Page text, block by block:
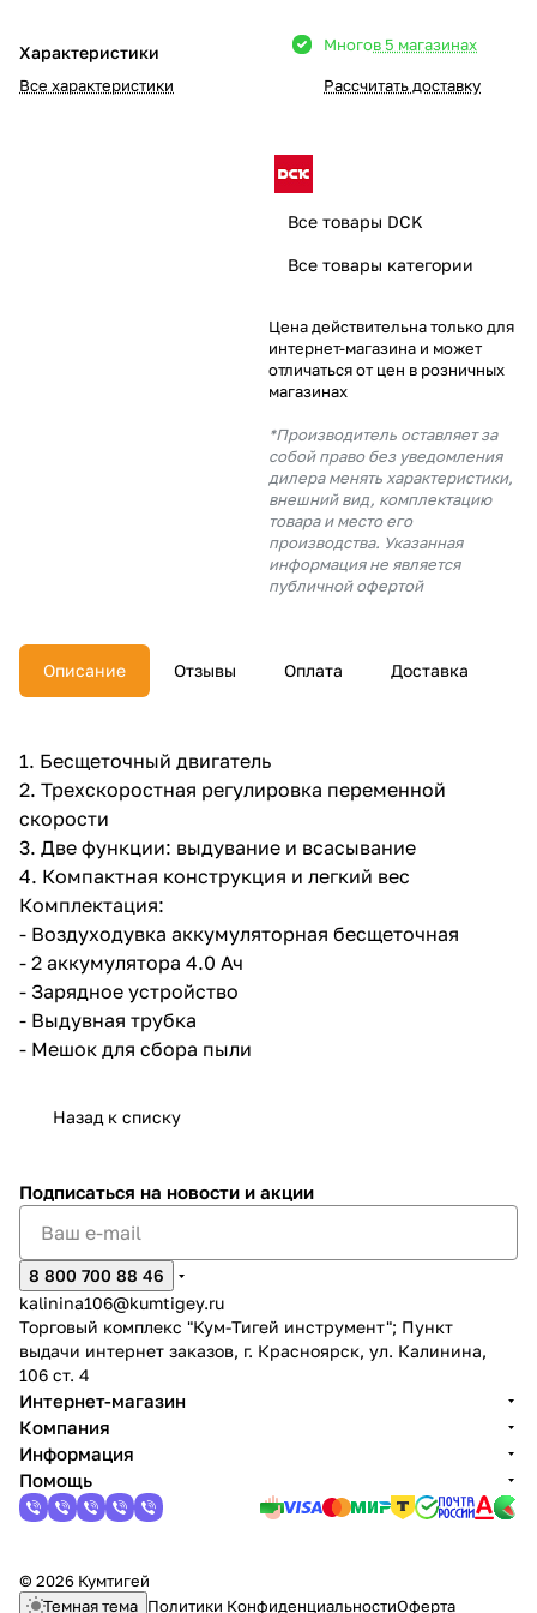
Характеристики
Все характеристики
Многов 5 магазинах
Рассчитать доставку
Все товары DCK
Все товары категории
Цена действительна только для
интернет-магазина и может
отличаться от цен в розничных
магазинах
*Производитель оставляет за
собой право без уведомления
дилера менять характеристики,
внешний вид, комплектацию
товара и место его
производства. Указанная
информация не является
публичной офертой
Описание Отзывы Оплата Доставка
1. Бесщеточный двигатель
2. Трехскоростная регулировка переменной
скорости
3. Две функции: выдувание и всасывание
4. Компактная конструкция и легкий вес
Комплектация:
- Воздуходувка аккумуляторная бесщеточная
- 2 аккумулятора 4.0 Ач
- Зарядное устройство
- Выдувная трубка
- Мешок для сбора пыли
Назад к списку
Подписаться на новости и акции
8 800 700 88 46
kalinina106@kumtigey.ru
Торговый комплекс "Кум-Тигей инструмент"; Пункт
выдачи интернет заказов, г. Красноярск, ул. Калинина,
106 ст. 4
Интернет-магазин
Компания
Информация
Помощь
© 2026 Кумтигей
Темная тема Политики КонфиденциальностиОферта
в корзину
% картой любого банка
% будут
с вашей карты
недели
раз в 2 недели